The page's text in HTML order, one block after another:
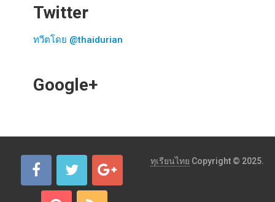
Twitter
ทวีตโดย @thaidurian
Google+
ทุเรียนไทย Copyright © 2025.